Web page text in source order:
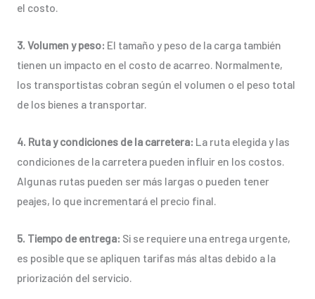
el costo.
3. Volumen y peso: El tamaño y peso de la carga también
tienen un impacto en el costo de acarreo. Normalmente,
los transportistas cobran según el volumen o el peso total
de los bienes a transportar.
4. Ruta y condiciones de la carretera: La ruta elegida y las
condiciones de la carretera pueden influir en los costos.
Algunas rutas pueden ser más largas o pueden tener
peajes, lo que incrementará el precio final.
5. Tiempo de entrega: Si se requiere una entrega urgente,
es posible que se apliquen tarifas más altas debido a la
priorización del servicio.